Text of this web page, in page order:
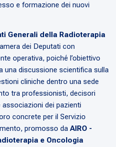
e formazione dei nuovi
Generali della Radioterapia
dei Deputati con
operativa, poiché l’obiettivo
una discussione scientifica sulla
cliniche dentro una sede
tra professionisti, decisori
dei pazienti
concrete per il Servizio
promosso da AIRO -
e Oncologia